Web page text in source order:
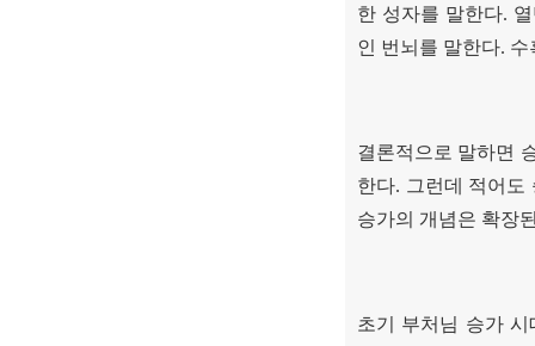
한 성자를 말한다.
인 번뇌를 말한다. 수
결론적으로 말하면
한다. 그런데 적어도
승가의 개념은 확장
초기 부처님 승가